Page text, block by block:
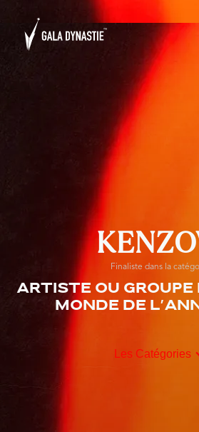
Finaliste dans la
Artiste ou groupe
monde de
Les Catégories